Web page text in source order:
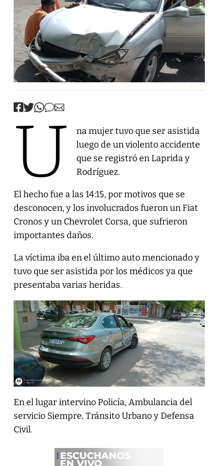
U
na mujer tuvo que ser asistida
luego de un violento accidente
que se registró en Laprida y
Rodríguez.
El hecho fue a las 14:15, por motivos que se
desconocen, y los involucrados fueron un Fiat
Cronos y un Chevrolet Corsa, que sufrieron
importantes daños.
La víctima iba en el último auto mencionado y
tuvo que ser asistida por los médicos ya que
presentaba varias heridas.
En el lugar intervino Policía, Ambulancia del
servicio Siempre, Tránsito Urbano y Defensa
Civil.